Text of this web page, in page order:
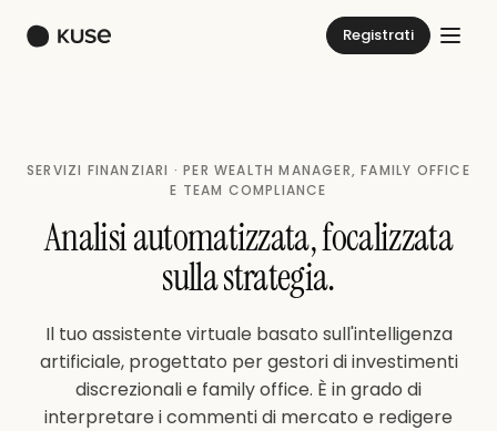
Registrati
SERVIZI FINANZIARI · PER WEALTH MANAGER, FAMILY OFFICE
E TEAM COMPLIANCE
Analisi automatizzata, focalizzata
sulla strategia.
Il tuo assistente virtuale basato sull'intelligenza
artificiale, progettato per gestori di investimenti
discrezionali e family office. È in grado di
interpretare i commenti di mercato e redigere